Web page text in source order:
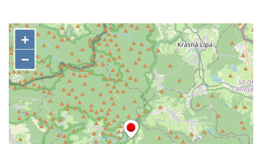
objektu v Mikulášovicích
Kříž u silnice východně od Mikulášovic
Meyerův kříž východně od Mikulášovic
Kříž u rozcestí k větrnému mlýnu Světlík v
Horním Podluží
Kříž u domu čp. 1016 v Mikulášovicích
Herltův kříž u Mikova v Mikulášovicích